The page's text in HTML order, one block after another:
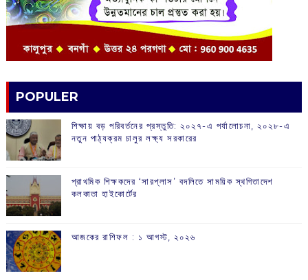
POPULER
শিক্ষায় বড় পরিবর্তনের প্রস্তুতি: ২০২৭-এ পর্যালোচনা, ২০২৮-এ
নতুন পাঠ্যক্রম চালুর লক্ষ্য সরকারের
প্রাথমিক শিক্ষকদের ‘সারপ্লাস’ বদলিতে সাময়িক স্থগিতাদেশ
কলকাতা হাইকোর্টের
আজকের রাশিফল :‌ ‌‌১ আগস্ট, ২০২৬